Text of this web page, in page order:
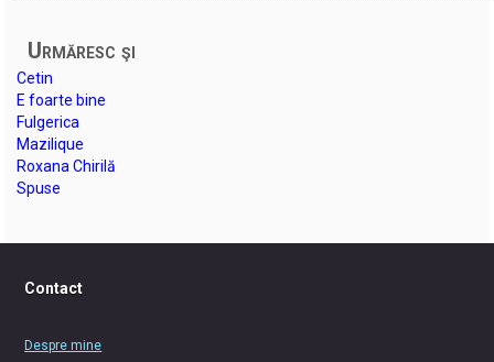
Urmăresc şi
Cetin
E foarte bine
Fulgerica
Mazilique
Roxana Chirilă
Spuse
Contact
Despre mine